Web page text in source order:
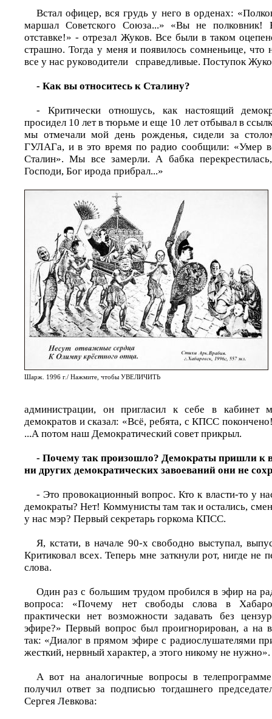
Встал офицер, вся грудь у него в орденах:
маршал Советского Союза...» «Вы не
отставке!» - отрезал Жуков. Все были в таком
страшно. Тогда у меня и появилось сомненьице, что
все у нас руководители справедливые. Поступок
- Как вы относитесь к Сталину?
- Критически отношусь, как настоящий
просидел 10 лет в тюрьме и еще 10 лет отбывал в
мы отмечали мой день рожденья, сидели за
ГУЛАГа, и в это время по радио сообщили: «Умер
Сталин». Мы все замерли. А бабка
Господи, Бог ирода прибрал...»
Шарж. 1996 г./ Нажмите, чтобы УВЕЛИЧИТЬ
администрации, он пригласил к себе в
демократов и сказал: «Всё, ребята, с КПСС
...А потом наш Демократический совет прикрыл.
- Почему так произошло? Демократы пришли к
ни других демократических завоеваний они не
- Это провокационный вопрос. Кто к власти-то у
демократы? Нет! Коммунисты там так и остались,
у нас мэр? Первый секретарь горкома КПСС.
Я, кстати, в начале 90-х свободно выступал,
Критиковал всех. Теперь мне заткнули рот, нигде не
слова.
Один раз с большим трудом пробился в эфир на
вопроса: «Почему нет свободы слова в
практически нет возможности задавать без
эфире?» Первый вопрос был проигнорирован, а на
так: «Диалог в прямом эфире с радиослушателями
жесткий, нервный характер, а этого никому не нужно».
А вот на аналогичные вопросы в
получил ответ за подписью тогдашнего
Сергея Левкова: